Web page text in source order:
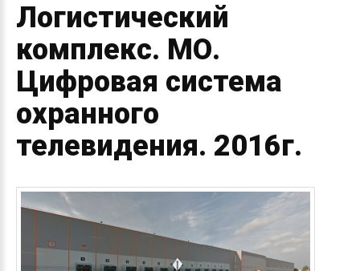
Логистический
комплекс. МО.
Цифровая система
охранного
телевидения. 2016г.